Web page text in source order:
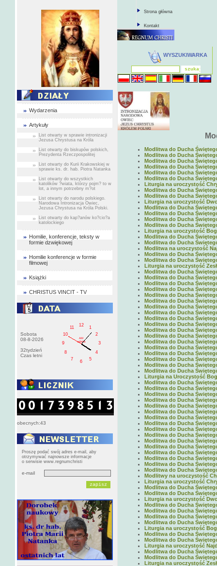
Wydarzenia
Artykuły
List otwarty w sprawie intronizacji
Jezusa Chrystusa na Króla
List otwarty do biskupów polskich,
Prezydenta Rzeczpospolitej
List otwarty do Kurii Krakowskiej w
sprawie ks. dr. hab. Piotra Natanka
List otwarty do wszystkich
katolików ?wiata, którzy pojm? to w
lot, a innym potrzebny m?ot
List otwarty do narodu polskiego.
Narodowa Intronizacja Owiec,
Jezusa Chrystusa na Króla Polski.
List otwarty do kap?anów ko?cio?a
katolockiego
Homilie, konferencje, teksty w
formie dzwiękowej
Homilie konferencje w formie
filmowej
Książki
CHRISTUS VINCIT - TV
Sobota
08-8-2026
32tydzień
Czas letni
1
2
3
4
5
6
7
8
9
10
11
12
AM
sobota
obecnych:43
Proszę podać swój adres e-mail, aby
otrzymywać najnowsze informacje
o serwisie www.regnumchristi
e-mail
Strona główna
Kontakt
WYSZUKIWARKA
Modlitwa do Ducha
Modlitwa do Ducha
Modlitwa do Ducha
Modlitwa do Ducha
Modlitwa do Ducha
Modlitwa do Ducha
Liturgia na uroczystość
Modlitwa do Ducha
Modlitwa do Ducha
Liturgia na uroczystość
Modlitwa do Ducha
Modlitwa do Ducha
Modlitwa do Ducha
Modlitwa do Ducha
Liturgia na uroczystość
Modlitwa do Ducha
Modlitwa do Ducha
Modlitwa na uroczystość
Modlitwa do Ducha
Modlitwa do Ducha
Liturgia na uroczystość
Modlitwa do Ducha
Modlitwa do Ducha
Modlitwa do Ducha
Modlitwa do Ducha
Modlitwa do Ducha
Modlitwa do Ducha
Modlitwa do Ducha
Modlitwa do Ducha
Modlitwa do Ducha
Modlitwa do Ducha
Modlitwa do Ducha
Modlitwa do Ducha
Modlitwa do Ducha
Modlitwa do Ducha
Modlitwa do Ducha
Modlitwa do Ducha
Modlitwa do Ducha
Modlitwa do Ducha
Liturgia na Uroczystość
Modlitwa do Ducha
Modlitwa do Ducha
Modlitwa do Ducha
Modlitwa do Ducha
Modlitwa do Ducha
Modlitwa do Ducha
Modlitwa do Ducha
Modlitwa do Ducha
Modlitwa do Ducha
Modlitwa do Ducha
Modlitwa do Ducha
Modlitwa do Ducha
Modlitwa do Ducha
Modlitwa do Ducha
Modlitwa do Ducha
Modlitwa do Ducha
Modlitwy na uroczystość
Liturgia na uroczystość
Modlitwa do Ducha
Modlitwa do Ducha
Liturgia na uroczystość
Modlitwa do Ducha
Modlitwa do Ducha
Modlitwa do Ducha
Modlitwa do Ducha
Liturgia na uroczystość
Modlitwa do Ducha
Modlitwa do Ducha
Liturgia na uroczystość
Modlitwa do Ducha
Modlitwa do Ducha
Liturgia na uroczystość